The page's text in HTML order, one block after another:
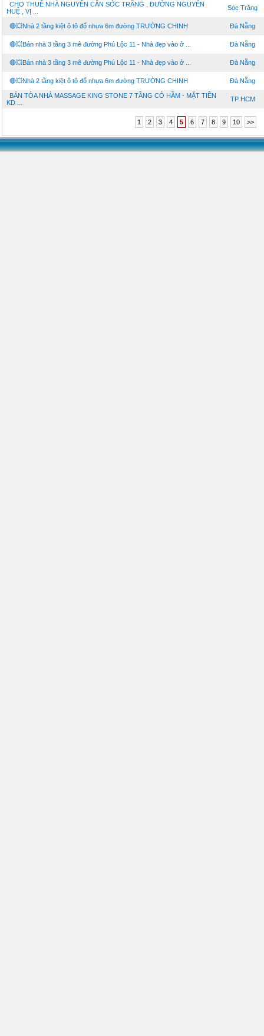
CHO THUÊ NHÀ NGUYÊN CĂN SÓC TRĂNG , ĐƯỜNG NGUYỄN
HUỆ , VỊ ...
Sóc Trăng
🔴💥Nhà 2 tầng kiệt ô tô đổ nhựa 6m đường TRƯỜNG CHINH Đà Nẵng
🔴💥Bán nhà 3 tầng 3 mê đường Phú Lộc 11 - Nhà đẹp vào ở ... Đà Nẵng
🔴💥Bán nhà 3 tầng 3 mê đường Phú Lộc 11 - Nhà đẹp vào ở ... Đà Nẵng
🔴💥Nhà 2 tầng kiệt ô tô đổ nhựa 6m đường TRƯỜNG CHINH Đà Nẵng
BÁN TÒA NHÀ MASSAGE KING STONE 7 TẦNG CÓ HẦM - MẶT TIỀN
KD ...
TP HCM
1 2 3 4 5 6 7 8 9 10 >>